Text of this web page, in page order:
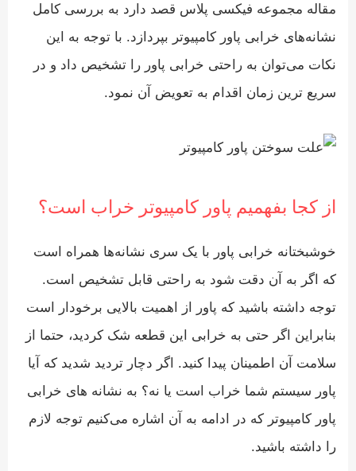
مقاله مجموعه فیکسی پلاس قصد دارد به بررسی کامل
نشانه‌های خرابی پاور کامپیوتر بپردازد. با توجه به این
نکات می‌توان به راحتی خرابی پاور را تشخیص داد و در
سریع‌ ترین زمان اقدام به تعویض آن نمود.
از کجا بفهمیم پاور کامپیوتر خراب است؟
خوشبختانه خرابی پاور با یک سری نشانه‌ها همراه است
که اگر به آن دقت شود به راحتی قابل تشخیص است.
توجه داشته باشید که پاور از اهمیت بالایی برخودار است
بنابراین اگر حتی به خرابی این قطعه شک کردید، حتما از
سلامت آن اطمینان پیدا کنید. اگر دچار تردید شدید که آیا
پاور سیستم شما خراب است یا نه؟ به نشانه های خرابی
پاور کامپیوتر که در ادامه به آن اشاره می‌کنیم توجه لازم
را داشته باشید.